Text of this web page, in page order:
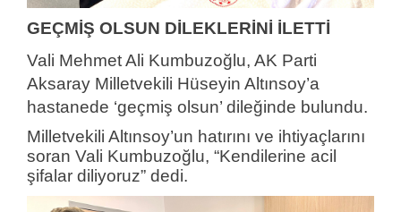
GEÇMİŞ OLSUN DİLEKLERİNİ İLETTİ
Vali Mehmet Ali Kumbuzoğlu, AK Parti
Aksaray Milletvekili Hüseyin Altınsoy’a
hastanede ‘geçmiş olsun’ dileğinde bulundu.
Milletvekili Altınsoy’un hatırını ve ihtiyaçlarını
soran Vali Kumbuzoğlu, “Kendilerine acil
şifalar diliyoruz” dedi.